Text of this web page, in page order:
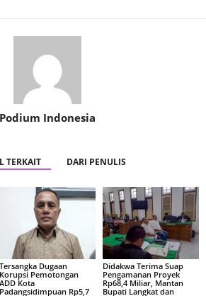
Podium Indonesia
TERKAIT DARI PENULIS
Tersangka Dugaan
Korupsi Pemotongan
ADD Kota
Padangsidimpuan Rp5,7
Didakwa Terima Suap
Pengamanan Proyek
Rp68,4 Miliar, Mantan
Bupati Langkat dan